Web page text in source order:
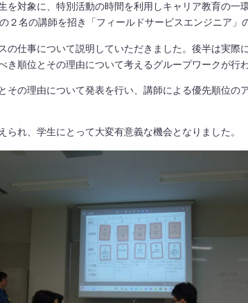
を対象に、特別活動の時間を利用しキャリア教育の
の講師を招き「フィールドサービスエンジニア」の
仕事について説明していただきました。後半は実際
順位とその理由について考えるグループワークが行
の理由について発表を行い、講師による優先順位の
れ、学生にとって大変有意義な機会となりました。